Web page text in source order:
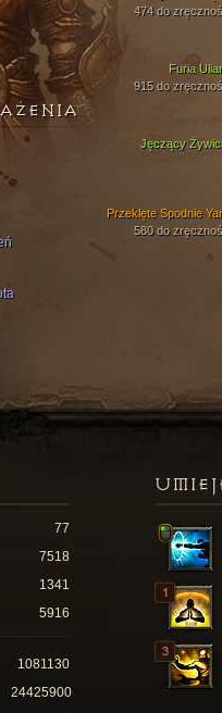
474 do
Furia
915 do
Przeklęte Spodnie
580 do
Jęczący
77
7518
1341
5916
1081130
24425900